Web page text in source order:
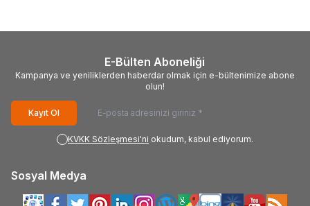
E-Bülten Aboneliği
Kampanya ve yeniliklerden haberdar olmak için e-bültenimize abone
olun!
Kayıt Ol
KVKK Sözleşmesi'ni okudum, kabul ediyorum.
Sosyal Medya